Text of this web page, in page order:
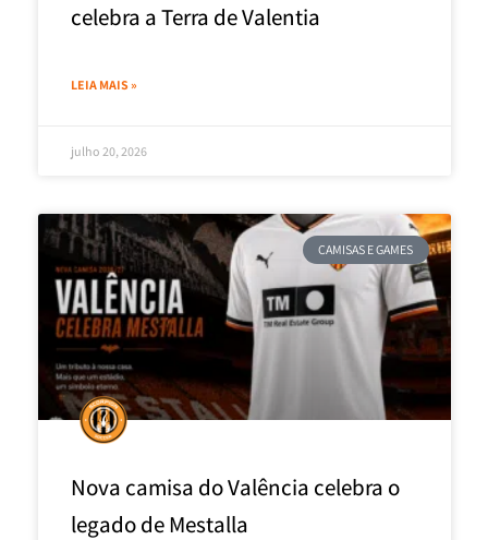
celebra a Terra de Valentia
LEIA MAIS »
julho 20, 2026
CAMISAS E GAMES
Nova camisa do Valência celebra o
legado de Mestalla